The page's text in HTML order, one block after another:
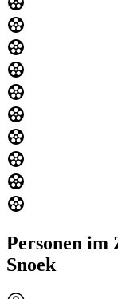
Personen im
Snoek